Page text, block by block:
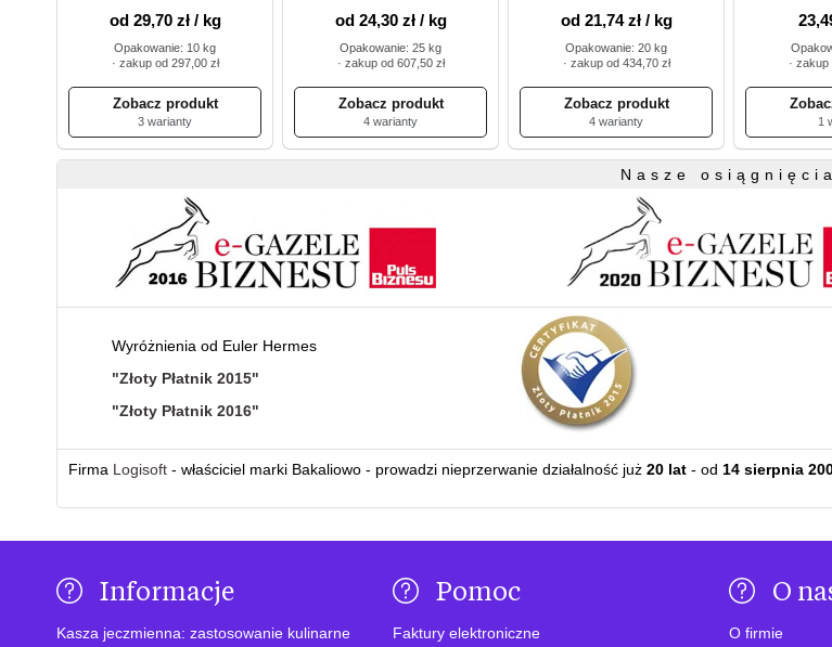
od 29,70 zł / kg
Opakowanie: 10 kg
· zakup od 297,00 zł
3 warianty
od 24,30 zł / kg
Opakowanie: 25 kg
· zakup od 607,50 zł
4 warianty
od 21,74 zł / kg
Opakowanie: 20 kg
· zakup od 434,70 zł
4 warianty
· zakup
1
Nasze osiągnięcia
Wyróżnienia od Euler Hermes
"Złoty Płatnik 2015"
"Złoty Płatnik 2016"
Firma Logisoft - właściciel marki Bakaliowo - prowadzi nieprzerwanie działalność już 20 lat - od 14 sierpnia
Informacje
Kasza jeczmienna: zastosowanie kulinarne
Pomoc
Faktury elektroniczne
O
O firmie